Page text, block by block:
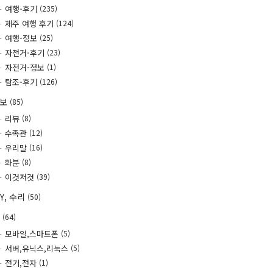
여행-후기 (235)
제주 여행 후기 (124)
여행-정보 (25)
자전거-후기 (23)
자전거-정보 (1)
탐조-후기 (126)
(85)
리뷰 (8)
수족관 (12)
우리말 (16)
화분 (8)
이것저것 (39)
수리 (50)
(64)
모바일,스마트폰 (5)
서버,유닉스,리눅스 (5)
전기,전자 (1)